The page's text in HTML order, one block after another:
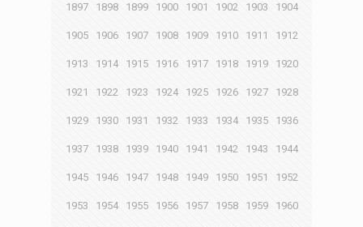
1897 1898 1899 1900 1901 1902 1903 1904
1905 1906 1907 1908 1909 1910 1911 1912
1913 1914 1915 1916 1917 1918 1919 1920
1921 1922 1923 1924 1925 1926 1927 1928
1929 1930 1931 1932 1933 1934 1935 1936
1937 1938 1939 1940 1941 1942 1943 1944
1945 1946 1947 1948 1949 1950 1951 1952
1953 1954 1955 1956 1957 1958 1959 1960